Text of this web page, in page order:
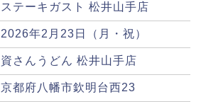
ステーキガスト 松井山手店
2026年2月23日（月・祝）
資さんうどん 松井山手店
京都府八幡市欽明台西23